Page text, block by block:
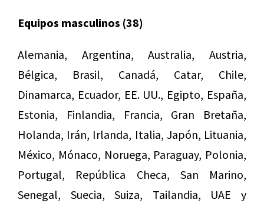
Equipos masculinos (38)
Alemania, Argentina, Australia, Austria,
Bélgica, Brasil, Canadá, Catar, Chile,
Dinamarca, Ecuador, EE. UU., Egipto, España,
Estonia, Finlandia, Francia, Gran Bretaña,
Holanda, Irán, Irlanda, Italia, Japón, Lituania,
México, Mónaco, Noruega, Paraguay, Polonia,
Portugal, República Checa, San Marino,
Senegal, Suecia, Suiza, Tailandia, UAE y